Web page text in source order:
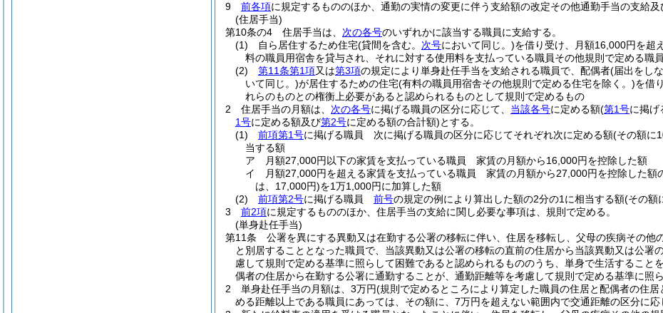
9
前各項に規定するもののほか、通勤の実情の変更に伴う支給額の改定その他通勤手当の支給
(住居手当)
第10条の4
住居手当は、 次の各号のいずれかに該当する職員に支給する。
(1)
自ら居住するため住宅(貸間を含む。 次号において同じ。)を借り受け、月額16,000円を超
料の職員用宿舎を貸与され、それに対する使用料を支払っている職員その他規則で定める職
(2)
第11条第1項又は第3項の規定により単身赴任手当を支給される職員で、配偶者(届出をし
いて同じ。)が居住するための住宅(有料の職員用宿舎その他規則で定める住宅を除く。)を借
れらのものとの権衡上必要があると認められるものとして規則で定めるもの
2
住居手当の月額は、 次の各号に掲げる職員の区分に応じて、 当該各号に定める額(第1号に掲げ
1号に定める額及び第2号に定める額の合計額)とする。
(1)
前項第1号に掲げる職員 次に掲げる職員の区分に応じてそれぞれ次に定める額(その額に
当する額
ア
月額27,000円以下の家賃を支払っている職員 家賃の月額から16,000円を控除した額
イ
月額27,000円を超える家賃を支払っている職員 家賃の月額から27,000円を控除した額
は、17,000円)を1万1,000円に加算した額
(2)
前項第2号に掲げる職員 前号の規定の例により算出した額の2分の1に相当する額(その額
3
前2項に規定するもののほか、住居手当の支給に関し必要な事項は、規則で定める。
(単身赴任手当)
第11条
公署を異にする異動又は在勤する公署の移転に伴い、住居を移転し、父母の疾病その
と別居することとなった職員で、当該異動又は公署の移転の直前の住居から当該異動又は公
慮して規則で定める基準に照らして困難であると認められるもののうち、単身で生活すること
偶者の住居から在勤する公署に通勤することが、通勤距離等を考慮して規則で定める基準に照
2
単身赴任手当の月額は、3万円(規則で定めるところにより算定した職員の住居と配偶者の住居
める距離以上である職員にあっては、その額に、7万円を超えない範囲内で交通距離の区分に